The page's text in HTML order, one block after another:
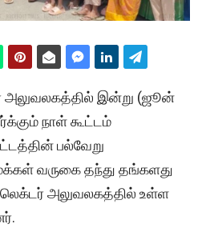
அலுவலகத்தில் இன்று (ஜூன்
நாள் கூட்டம்
பல்வேறு
வருகை தந்து தங்களது
அலுவலகத்தில் உள்ள